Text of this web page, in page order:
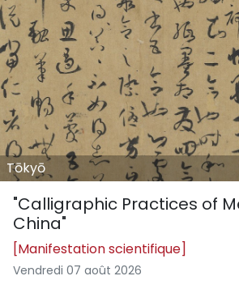
Tōkyō
"Calligraphic Practices of
China"
[Manifestation scientifique]
Vendredi 07 août 2026